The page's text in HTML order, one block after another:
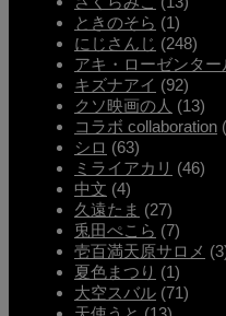
ときのそら (1)
にじさんじ (248)
アキ・ローゼンター
キズナアイ (92)
クソ映画の人 (13)
コラボ collaboration
シロ (63)
ミライアカリ (46)
中文 (4)
久遠たま (27)
兎田ぺこら (7)
壱百満天原サロメ
夏色まつり (1)
大空スバル (71)